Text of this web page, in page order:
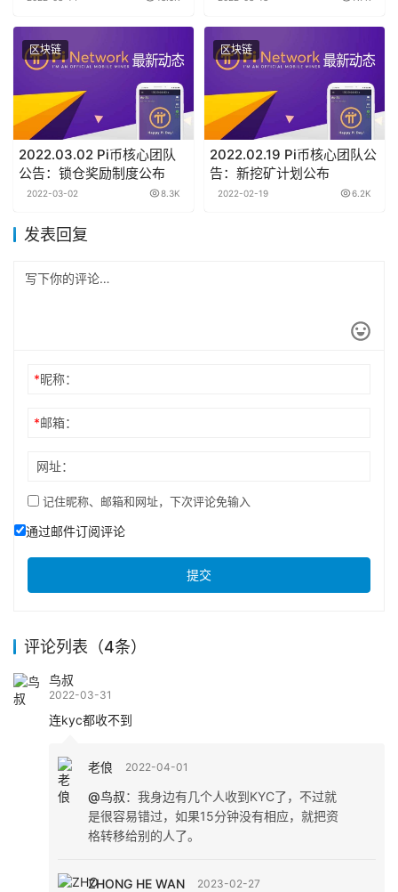
区块链
2022.03.02 Pi币核心团队
公告：锁仓奖励制度公布
2022-03-02 8.3K
区块链
2022.02.19 Pi币核心团队公
告：新挖矿计划公布
2022-02-19 6.2K
发表回复
*昵称：
*邮箱：
网址：
记住昵称、邮箱和网址，下次评论免输入
通过邮件订阅评论
提交
评论列表（4条）
鸟叔
2022-03-31
连kyc都收不到
老俍 2022-04-01
@鸟叔： 我身边有几个人收到KYC了，不过就
是很容易错过，如果15分钟没有相应，就把资
格转移给别的人了。
ZHONG HE WAN 2023-02-27